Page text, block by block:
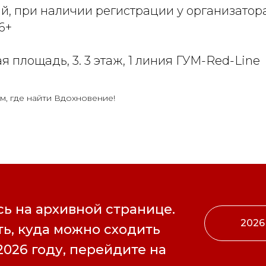
при наличии регистрации у
площадь, 3. 3 этаж, 1 линия ГУМ-Red-Line
где найти Вдохновение!
на архивной странице.
куда можно сходить
году, перейдите на
2026